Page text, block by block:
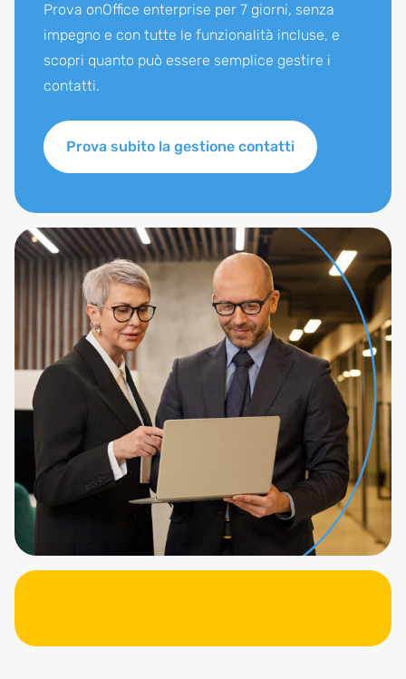
Prova onOffice enterprise per 7 giorni, senza
impegno e con tutte le funzionalità incluse, e
scopri quanto può essere semplice gestire i
contatti.
Prova subito la gestione contatti